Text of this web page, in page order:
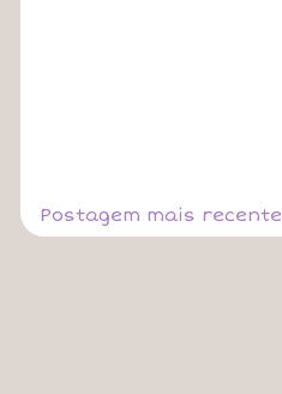
Postagem mais recente